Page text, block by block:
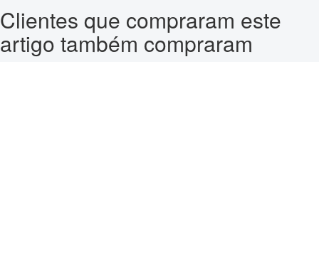
Clientes que compraram este
artigo também compraram